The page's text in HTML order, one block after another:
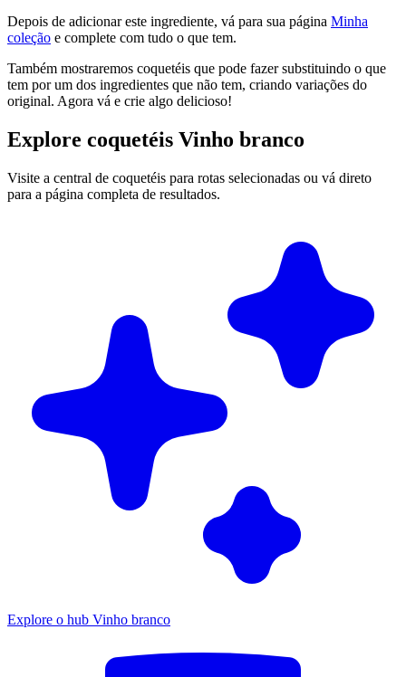
Depois de adicionar este ingrediente, vá para sua página Minha
coleção e complete com tudo o que tem.
Também mostraremos coquetéis que pode fazer substituindo o que
tem por um dos ingredientes que não tem, criando variações do
original. Agora vá e crie algo delicioso!
Explore coquetéis Vinho branco
Visite a central de coquetéis para rotas selecionadas ou vá direto
para a página completa de resultados.
Explore o hub Vinho branco